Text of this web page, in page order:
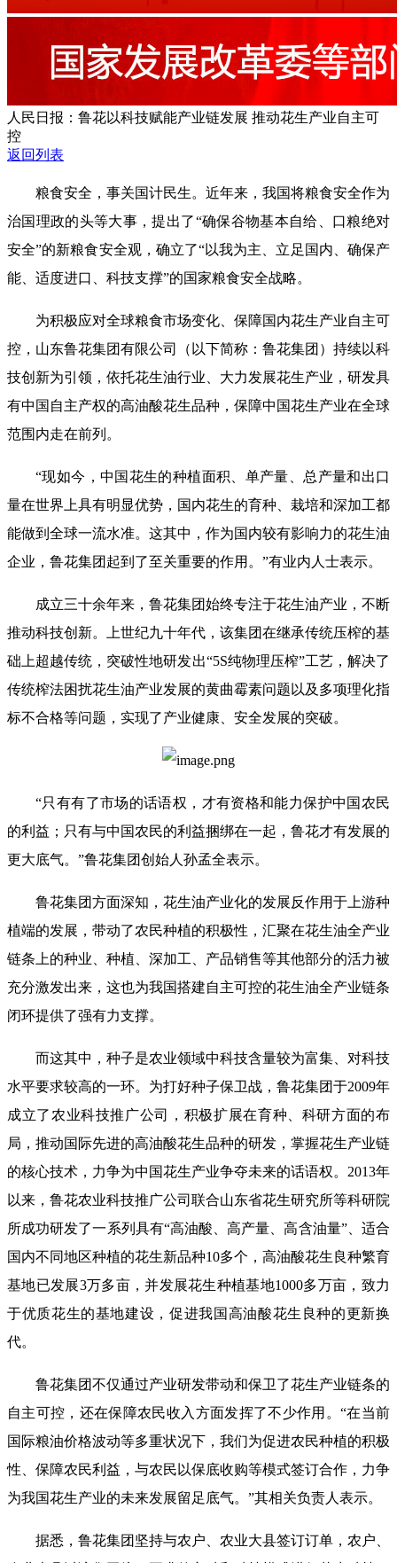
人民日报：鲁花以科技赋能产业链发展 推动花生产业自主可
控
返回列表
粮食安全，事关国计民生。近年来，我国将粮食安全作为
治国理政的头等大事，提出了“确保谷物基本自给、口粮绝对
安全”的新粮食安全观，确立了“以我为主、立足国内、确保产
能、适度进口、科技支撑”的国家粮食安全战略。
为积极应对全球粮食市场变化、保障国内花生产业自主可
控，山东鲁花集团有限公司（以下简称：鲁花集团）持续以科
技创新为引领，依托花生油行业、大力发展花生产业，研发具
有中国自主产权的高油酸花生品种，保障中国花生产业在全球
范围内走在前列。
“现如今，中国花生的种植面积、单产量、总产量和出口
量在世界上具有明显优势，国内花生的育种、栽培和深加工都
能做到全球一流水准。这其中，作为国内较有影响力的花生油
企业，鲁花集团起到了至关重要的作用。”有业内人士表示。
成立三十余年来，鲁花集团始终专注于花生油产业，不断
推动科技创新。上世纪九十年代，该集团在继承传统压榨的基
础上超越传统，突破性地研发出“5S纯物理压榨”工艺，解决了
传统榨法困扰花生油产业发展的黄曲霉素问题以及多项理化指
标不合格等问题，实现了产业健康、安全发展的突破。
“只有有了市场的话语权，才有资格和能力保护中国农民
的利益；只有与中国农民的利益捆绑在一起，鲁花才有发展的
更大底气。”鲁花集团创始人孙孟全表示。
鲁花集团方面深知，花生油产业化的发展反作用于上游种
植端的发展，带动了农民种植的积极性，汇聚在花生油全产业
链条上的种业、种植、深加工、产品销售等其他部分的活力被
充分激发出来，这也为我国搭建自主可控的花生油全产业链条
闭环提供了强有力支撑。
而这其中，种子是农业领域中科技含量较为富集、对科技
水平要求较高的一环。为打好种子保卫战，鲁花集团于2009年
成立了农业科技推广公司，积极扩展在育种、科研方面的布
局，推动国际先进的高油酸花生品种的研发，掌握花生产业链
的核心技术，力争为中国花生产业争夺未来的话语权。2013年
以来，鲁花农业科技推广公司联合山东省花生研究所等科研院
所成功研发了一系列具有“高油酸、高产量、高含油量”、适合
国内不同地区种植的花生新品种10多个，高油酸花生良种繁育
基地已发展3万多亩，并发展花生种植基地1000多万亩，致力
于优质花生的基地建设，促进我国高油酸花生良种的更新换
代。
鲁花集团不仅通过产业研发带动和保卫了花生产业链条的
自主可控，还在保障农民收入方面发挥了不少作用。“在当前
国际粮油价格波动等多重状况下，我们为促进农民种植的积极
性、保障农民利益，与农民以保底收购等模式签订合作，力争
为我国花生产业的未来发展留足底气。”其相关负责人表示。
据悉，鲁花集团坚持与农户、农业大县签订订单，农户、